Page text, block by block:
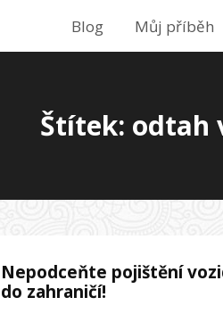
Blog Můj příběh
Štítek: odtah
Nepodceňte pojištění
do zahraničí!